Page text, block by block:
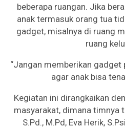
beberapa ruangan. Jika
anak termasuk orang tua
gadget, misalnya di ruang
ruang
“Jangan memberikan gadget
agar anak bisa
Kegiatan ini dirangkaikan
masyarakat, dimana timnya
S.Pd., M.Pd, Eva Herik,